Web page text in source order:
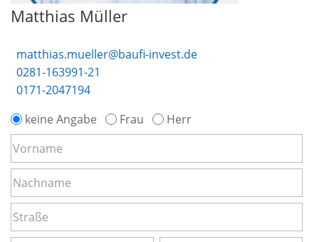
Matthias Müller
matthias.mueller@baufi-invest.de
0281-163991-21
0171-2047194
keine Angabe
Frau Herr